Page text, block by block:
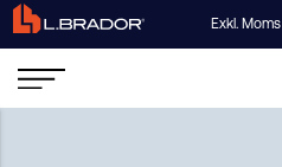
Exkl. Moms